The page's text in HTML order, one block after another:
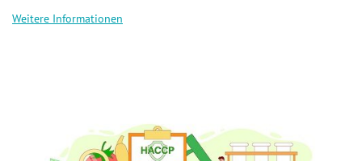
Weitere Informationen